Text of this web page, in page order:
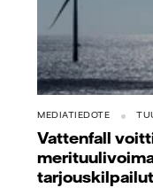
MEDIATIEDOTE
Vattenfall